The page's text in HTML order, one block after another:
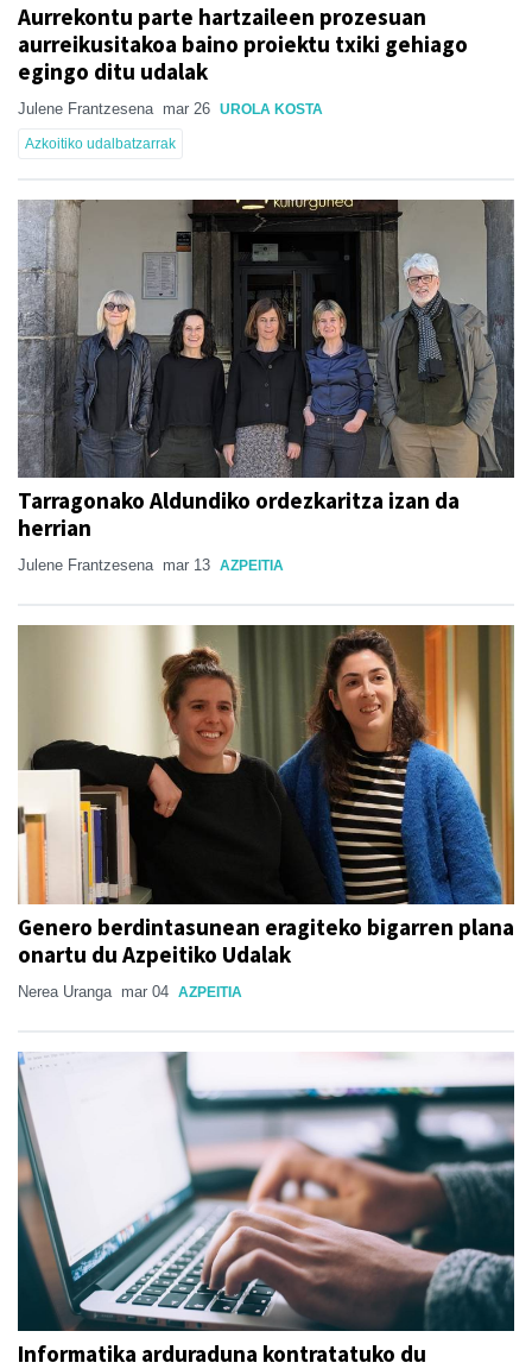
Aurrekontu parte hartzaileen prozesuan
aurreikusitakoa baino proiektu txiki gehiago
egingo ditu udalak
Julene Frantzesena mar 26 UROLA KOSTA
Azkoitiko udalbatzarrak
Tarragonako Aldundiko ordezkaritza izan da
herrian
Julene Frantzesena mar 13 AZPEITIA
Genero berdintasunean eragiteko bigarren plana
onartu du Azpeitiko Udalak
Nerea Uranga mar 04 AZPEITIA
Informatika arduraduna kontratatuko du